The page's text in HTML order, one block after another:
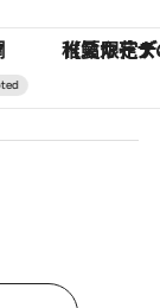
ヴァシュロン・コンスタンタ